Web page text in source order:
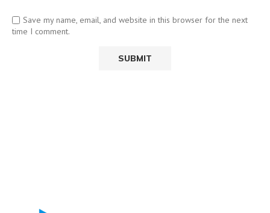
Save my name, email, and website in this browser for the next
time I comment.